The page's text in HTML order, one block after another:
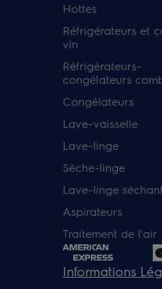
Hottes
Réfrigérateurs et
vin
Réfrigérateurs-
congélateurs
Congélateurs
Lave-vaisselle
Lave-linge
Sèche-linge
Lave-linge
Aspirateurs
Traitement de l'air
Informations